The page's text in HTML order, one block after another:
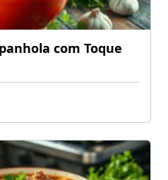
com Toque